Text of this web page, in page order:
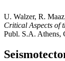
U. Walzer, R.
Critical Aspects of
Publ. S.A. Athens,